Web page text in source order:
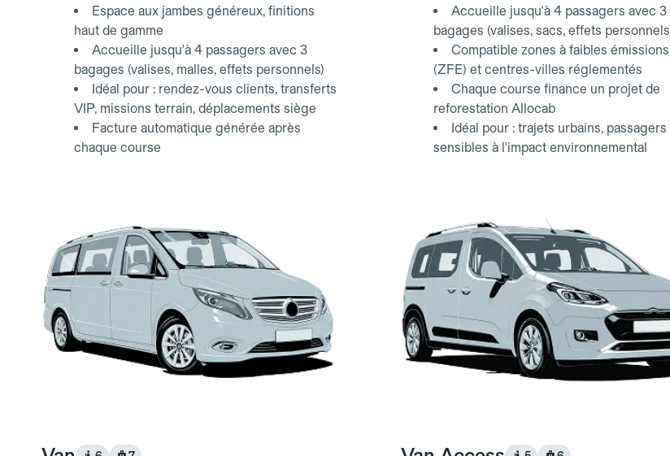
Espace aux jambes généreux, finitions
haut de gamme
Accueille jusqu'à 4 passagers avec 3
bagages (valises, malles, effets personnels)
Idéal pour : rendez-vous clients, transferts
VIP, missions terrain, déplacements siège
Facture automatique générée après
chaque course
Accueille jusqu'à 4 passagers avec 3
bagages (valises, sacs, effets
Compatible zones à faibles émissions
(ZFE) et centres-villes réglementés
Chaque course finance un projet de
reforestation Allocab
Idéal pour : trajets urbains, passagers
sensibles à l'impact environnemental